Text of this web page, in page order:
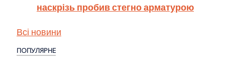
наскрізь пробив стегно арматурою
Всі новини
ПОПУЛЯРНЕ